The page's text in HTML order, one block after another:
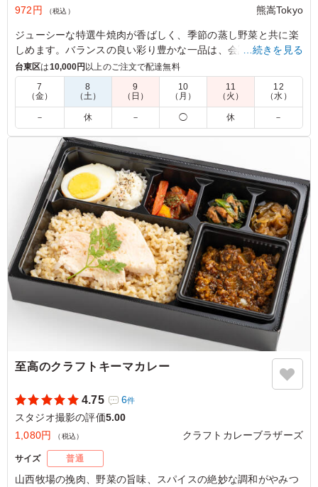
972円
（税込） 熊嵩Tokyo
ジューシーな特選牛焼肉が香ばしく、季節の蒸し野菜と共に楽
しめます。バランスの良い彩り豊かな一品は、会議や社内懇親
ランチに最適です。
5.0
しっかりとした味付けのお肉で食欲が進み、冷めてもおい
しく食べられました。付け合わせも種類があり満足感があ
ります。ボリュームもちょうど良く、午後の撮影に向けて
しっかりエネルギー補給ができるお弁当でした
ご利用シーン：ロケ・撮影›スタジオ撮影
東京都世田谷区野毛2026/06/24
…続きを見る
台東区は10,000円以上のご注文で配達無料
7
（金）
8
（土）
9
（日）
10
（月）
11
（火）
12
（水）
－ 休 － ◯ 休 －
至高のクラフトキーマカレー
4.75 6件
スタジオ撮影の評価5.00
1,080円
（税込） クラフトカレーブラザーズ
サイズ 普通
山西牧場の挽肉、野菜の旨味、スパイスの絶妙な調和がやみつ